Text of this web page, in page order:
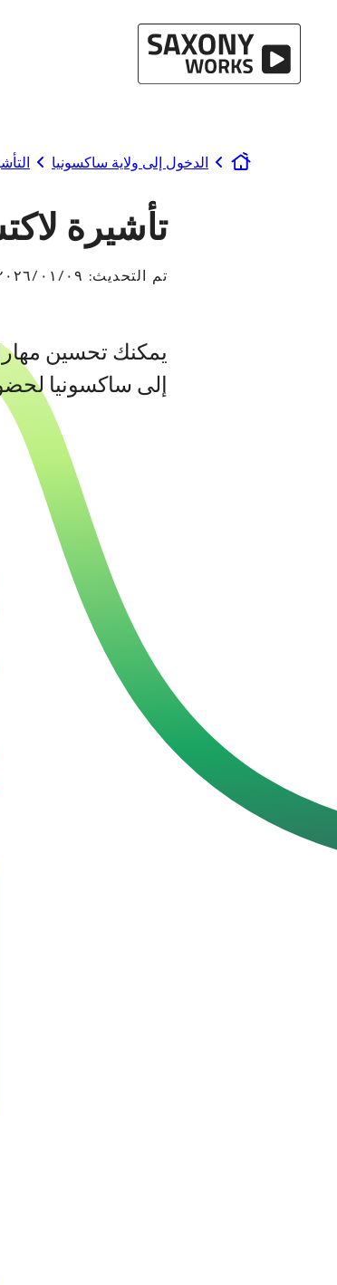
www.saxony-works.com
الدخول إلى ولاية ساكسونيا
تأشيرة
تم التحديث: ٠٩‏/٠١‏/٢٠٢٦
يمكنك تحسين
إلى ساكسونيا